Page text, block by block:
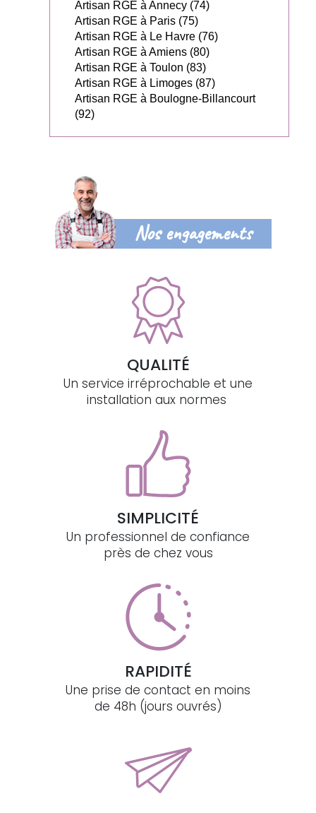
Artisan RGE à Annecy (74)
Artisan RGE à Paris (75)
Artisan RGE à Le Havre (76)
Artisan RGE à Amiens (80)
Artisan RGE à Toulon (83)
Artisan RGE à Limoges (87)
Artisan RGE à Boulogne-Billancourt
(92)
Nos engagements
QUALITÉ
Un service irréprochable et une
installation aux normes
SIMPLICITÉ
Un professionnel de confiance
près de chez vous
RAPIDITÉ
Une prise de contact en moins
de 48h (jours ouvrés)